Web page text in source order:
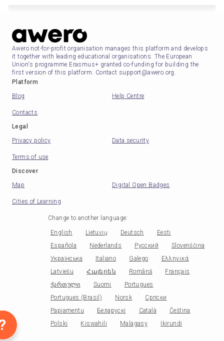
Awero not-for-profit organisation manages this platform and develops
it together with leading educational organisations. The European
Union's programme Erasmus+ granted co-funding for building the
first version of this platform. Contact support@awero.org.
Platform
Blog
Help Centre
Contacts
Legal
Privacy policy
Data security
Terms of use
Discover
Map
Digital Open Badges
Cities of Learning
Change to another language:
English Lietuvių Deutsch
Eesti
Española
Nederlands Русский
Slovenščina
Українська
Italiano Galego
Ελληνικά
Latviešu
Հայերեն Română
Français
ქართული
Suomi
Portugues
Portugues (Brasil)
Norsk
Српски
Papiamentu
Беларускі Català
Čeština
Polski
Kiswahili Malagasy Ikirundi